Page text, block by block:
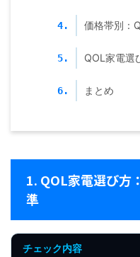
4. 価格帯別：
5. QOL家電選
6. まとめ
1. QOL家電選び方
準
チェック内容